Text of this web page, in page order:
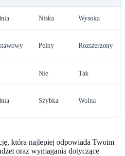
Niska Wysoka
Pełny Rozszerzony
Nie Tak
Szybka Wolna
która najlepiej odpowiada Twoim
oraz wymagania dotyczące